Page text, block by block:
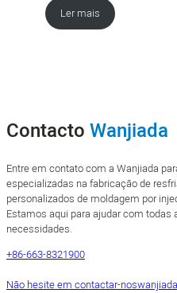
Ler mais
Contacto Wanjiada
Entre em contato com a Wanjiada
especializadas na fabricação de
personalizados de moldagem por
Estamos aqui para ajudar com todas
necessidades.
+86-663-8321900
Não hesite em contactar-nos